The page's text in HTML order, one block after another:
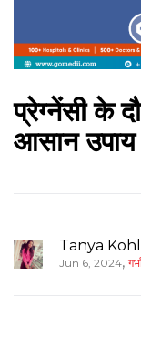
प्रेग्नेंसी के
आसान उपाय
Tanya
Jun 6, 2024,